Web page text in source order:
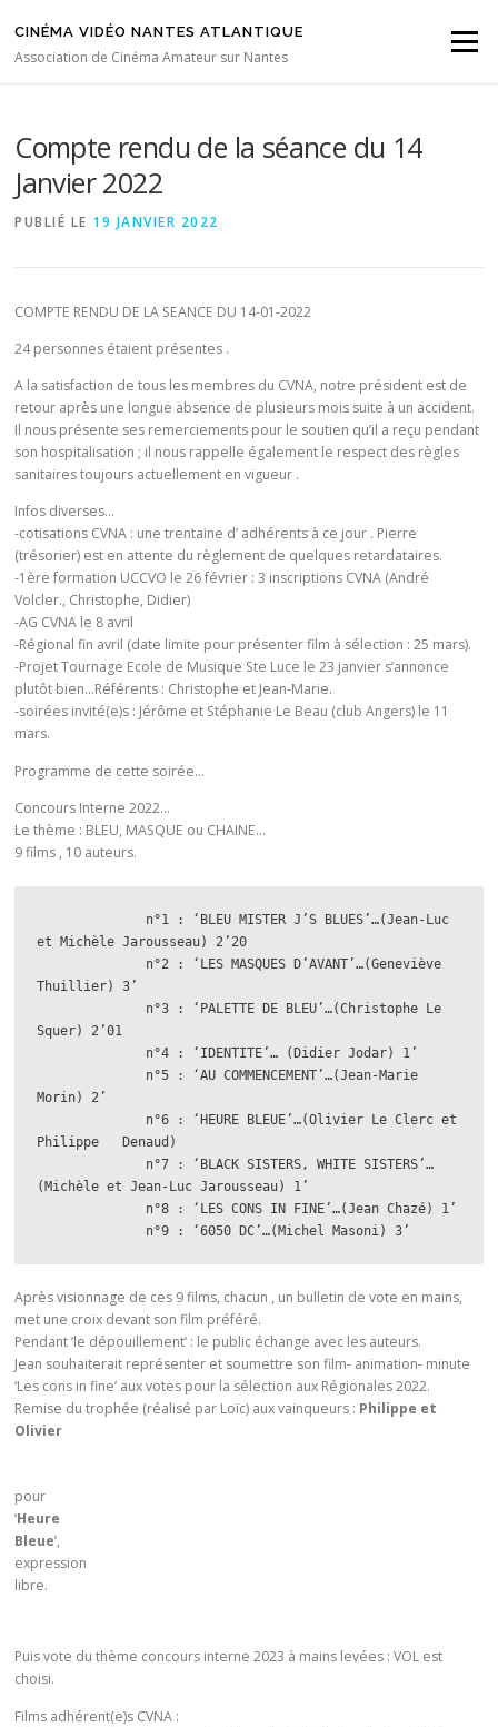
CINÉMA VIDÉO NANTES ATLANTIQUE
Association de Cinéma Amateur sur Nantes
Menu
Compte rendu de la séance du 14
Janvier 2022
PUBLIÉ LE 19 JANVIER 2022
COMPTE RENDU DE LA SEANCE DU 14-01-2022
24 personnes étaient présentes .
A la satisfaction de tous les membres du CVNA, notre président est de
retour après une longue absence de plusieurs mois suite à un accident.
Il nous présente ses remerciements pour le soutien qu’il a reçu pendant
son hospitalisation ; il nous rappelle également le respect des règles
sanitaires toujours actuellement en vigueur .
Infos diverses…
-cotisations CVNA : une trentaine d’ adhérents à ce jour . Pierre
(trésorier) est en attente du règlement de quelques retardataires.
-1ère formation UCCVO le 26 février : 3 inscriptions CVNA (André
Volcler., Christophe, Didier)
-AG CVNA le 8 avril
-Régional fin avril (date limite pour présenter film à sélection : 25 mars).
-Projet Tournage Ecole de Musique Ste Luce le 23 janvier s’annonce
plutôt bien…Référents : Christophe et Jean-Marie.
-soirées invité(e)s : Jérôme et Stéphanie Le Beau (club Angers) le 11
mars.
Programme de cette soirée…
Concours Interne 2022…
Le thème : BLEU, MASQUE ou CHAINE…
9 films , 10 auteurs.
et Michèle Jarousseau) 2’20
Thuillier) 3’
Squer) 2’01
Morin) 2’
Philippe   Denaud)
(Michèle et Jean-Luc Jarousseau) 1’
              n°9 : ‘6050 DC’…(Michel Masoni) 3’
Après visionnage de ces 9 films, chacun , un bulletin de vote en mains,
met une croix devant son film préféré.
Pendant ‘le dépouillement’ : le public échange avec les auteurs.
Jean souhaiterait représenter et soumettre son film- animation- minute
‘Les cons in fine’ aux votes pour la sélection aux Régionales 2022.
Remise du trophée (réalisé par Loïc) aux vainqueurs : Philippe et
Olivier
pour
‘Heure
Bleue’,
expression
libre.
Puis vote du thème concours interne 2023 à mains levées : VOL est
choisi.
Films adhérent(e)s CVNA :